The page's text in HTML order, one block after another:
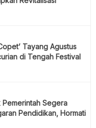
Tayang Agustus
di Tengah Festival
Segera
Pendidikan, Hormati